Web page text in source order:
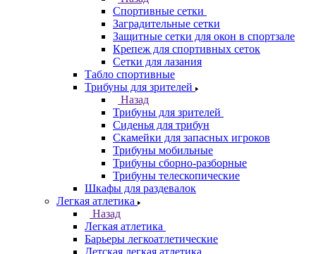
Спортивные сетки
Заградительные сетки
Защитные сетки для окон в спортзале
Крепеж для спортивных сеток
Сетки для лазания
Табло спортивные
Трибуны для зрителей
Назад
Трибуны для зрителей
Сиденья для трибун
Скамейки для запасных игроков
Трибуны мобильные
Трибуны сборно-разборные
Трибуны телескопические
Шкафы для раздевалок
Легкая атлетика
Назад
Легкая атлетика
Барьеры легкоатлетические
Детская легкая атлетика